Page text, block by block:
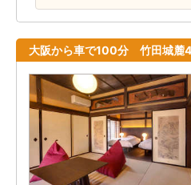
大阪から車で100分 竹田城麓